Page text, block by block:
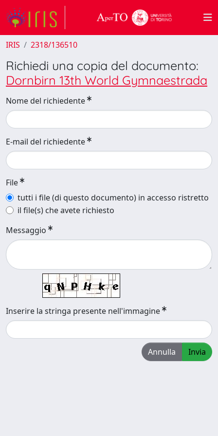
IRIS 2318/136510
Richiedi una copia del documento:
Dornbirn 13th World Gymnaestrada
Nome del richiedente
E-mail del richiedente
File
tutti i file (di questo documento) in accesso ristretto
il file(s) che avete richiesto
Messaggio
Inserire la stringa presente nell'immagine
Annulla Invia